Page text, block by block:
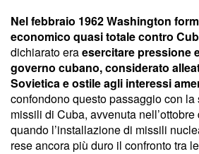
Nel febbraio 1962 Washington
economico quasi totale contro
dichiarato eraesercitare pressione
governo cubano, considerato
Sovietica e ostile agli interessi
confondono questo passaggio con
missili di Cuba, avvenuta
quando l’installazione di missili
rese ancora più duro il confronto tra